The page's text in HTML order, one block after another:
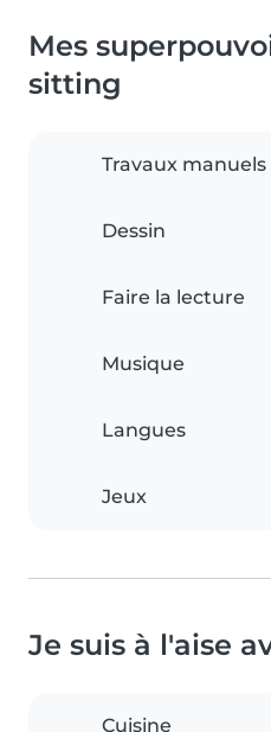
Mes
sitting
Travaux manuels
Dessin
Faire la lecture
Musique
Langues
Jeux
Je suis à l'aise
Cuisine